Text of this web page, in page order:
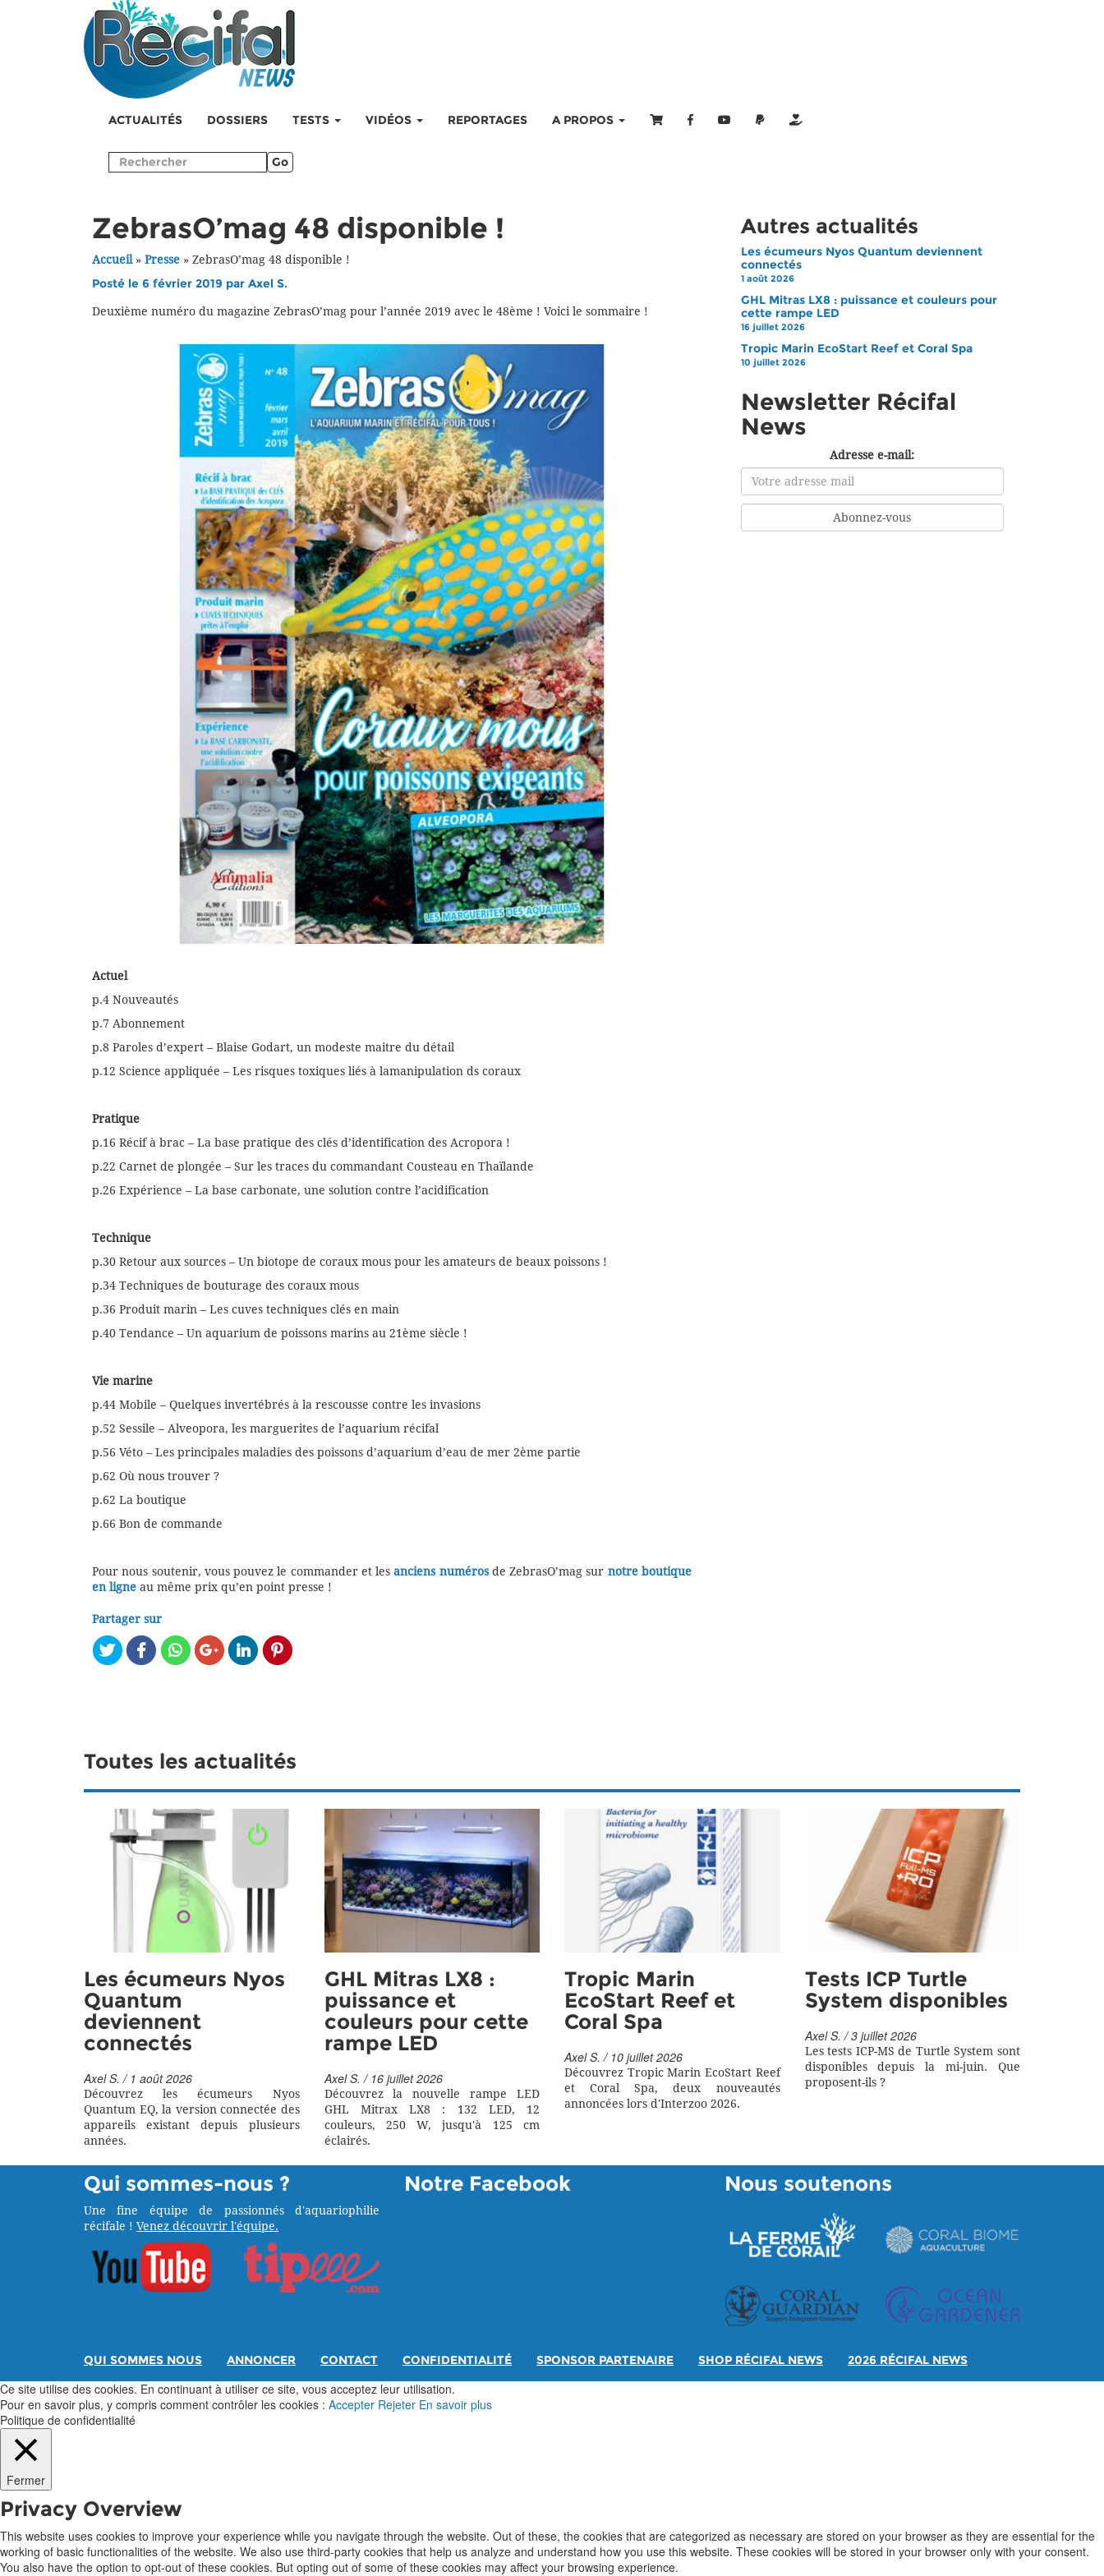
ACTUALITÉS DOSSIERS TESTS VIDÉOS REPORTAGES A PROPOS
Go
ZebrasO’mag 48 disponible !
Accueil» Presse » ZebrasO’mag 48 disponible !
Posté le 6 février 2019 par Axel S.
Deuxième numéro du magazine ZebrasO’mag pour l’année 2019 avec le 48ème ! Voici le sommaire !
Actuel
p.4 Nouveautés
p.7 Abonnement
p.8 Paroles d’expert – Blaise Godart, un modeste maitre du détail
p.12 Science appliquée – Les risques toxiques liés à lamanipulation ds coraux
Pratique
p.16 Récif à brac – La base pratique des clés d’identification des Acropora !
p.22 Carnet de plongée – Sur les traces du commandant Cousteau en Thaïlande
p.26 Expérience – La base carbonate, une solution contre l’acidification
Technique
p.30 Retour aux sources – Un biotope de coraux mous pour les amateurs de beaux poissons !
p.34 Techniques de bouturage des coraux mous
p.36 Produit marin – Les cuves techniques clés en main
p.40 Tendance – Un aquarium de poissons marins au 21ème siècle !
Vie marine
p.44 Mobile – Quelques invertébrés à la rescousse contre les invasions
p.52 Sessile – Alveopora, les marguerites de l’aquarium récifal
p.56 Véto – Les principales maladies des poissons d’aquarium d’eau de mer 2ème partie
p.62 Où nous trouver ?
p.62 La boutique
p.66 Bon de commande
Pour nous soutenir, vous pouvez le commander et lesanciens numérosde ZebrasO’mag sur notre boutique
en ligne au même prix qu’en point presse !
Partager sur
Autres actualités
Les écumeurs Nyos Quantum deviennent
connectés
1 août 2026
GHL Mitras LX8 : puissance et couleurs pour
cette rampe LED
16 juillet 2026
Tropic Marin EcoStart Reef et Coral Spa
10 juillet 2026
Newsletter Récifal
News
Adresse e-mail:
Toutes les actualités
Les écumeurs Nyos
Quantum
deviennent
connectés
Axel S. / 1 août 2026
Découvrez les écumeurs Nyos
Quantum EQ, la version connectée des
appareils existant depuis plusieurs
années.
GHL Mitras LX8 :
puissance et
couleurs pour cette
rampe LED
Axel S. / 16 juillet 2026
Découvrez la nouvelle rampe LED
GHL Mitrax LX8 : 132 LED, 12
couleurs, 250 W, jusqu'à 125 cm
éclairés.
Tropic Marin
EcoStart Reef et
Coral Spa
Axel S. / 10 juillet 2026
Découvrez Tropic Marin EcoStart Reef
et Coral Spa, deux nouveautés
annoncées lors d'Interzoo 2026.
Tests ICP Turtle
System disponibles
Axel S. / 3 juillet 2026
Les tests ICP-MS de Turtle System sont
disponibles depuis la mi-juin. Que
proposent-ils ?
Qui sommes-nous ?
Une fine équipe de passionnés d'aquariophilie
récifale ! Venez découvrir l'équipe.
Notre Facebook Nous soutenons
QUI SOMMES NOUS ANNONCER CONTACT CONFIDENTIALITÉ SPONSOR PARTENAIRE SHOP RÉCIFAL NEWS 2026 RÉCIFAL NEWS
Ce site utilise des cookies. En continuant à utiliser ce site, vous acceptez leur utilisation.
Pour en savoir plus, y compris comment contrôler les cookies : Accepter Rejeter En savoir plus
Politique de confidentialité
Fermer
Privacy Overview
This website uses cookies to improve your experience while you navigate through the website. Out of these, the cookies that are categorized as necessary are stored on your browser as they are essential for the
working of basic functionalities of the website. We also use third-party cookies that help us analyze and understand how you use this website. These cookies will be stored in your browser only with your consent.
You also have the option to opt-out of these cookies. But opting out of some of these cookies may affect your browsing experience.